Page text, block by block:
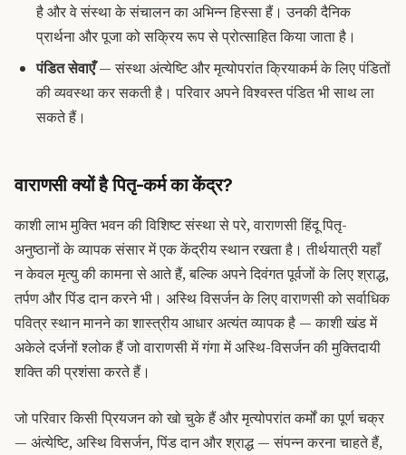
है और वे संस्था के संचालन का अभिन्न हिस्सा हैं। उनकी दैनिक
प्रार्थना और पूजा को सक्रिय रूप से प्रोत्साहित किया जाता है।
पंडित सेवाएँ— संस्था अंत्येष्टि और मृत्योपरांत क्रियाकर्म के लिए पंडितों
की व्यवस्था कर सकती है। परिवार अपने विश्वस्त पंडित भी साथ ला
सकते हैं।
वाराणसी क्यों है पितृ-कर्म का केंद्र?
काशी लाभ मुक्ति भवन की विशिष्ट संस्था से परे, वाराणसी हिंदू पितृ-
अनुष्ठानों के व्यापक संसार में एक केंद्रीय स्थान रखता है। तीर्थयात्री यहाँ
न केवल मृत्यु की कामना से आते हैं, बल्कि अपने दिवंगत पूर्वजों के लिएश्राद्ध,
तर्पणऔरपिंड दानकरने भी। अस्थि विसर्जन के लिए वाराणसी को सर्वाधिक
पवित्र स्थान मानने का शास्त्रीय आधारअत्यंत व्यापक है — काशी खंड में
अकेले दर्जनों श्लोक हैं जो वाराणसी में गंगा में अस्थि-विसर्जन की मुक्तिदायी
शक्ति की प्रशंसा करते हैं।
जो परिवार किसी प्रियजन को खो चुके हैं और मृत्योपरांत कर्मों का पूर्ण चक्र
— अंत्येष्टि, अस्थि विसर्जन, पिंड दान और श्राद्ध — संपन्न करना चाहते हैं,